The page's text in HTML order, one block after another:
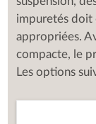
impuretés doit
appropriées.
compacte, le
Les options